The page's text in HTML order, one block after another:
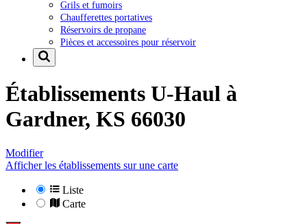
Grils et fumoirs
Chaufferettes portatives
Réservoirs de propane
Pièces et accessoires pour réservoir
Établissements U-Haul à
Gardner, KS 66030
Modifier
Afficher les établissements sur une carte
Liste
Carte